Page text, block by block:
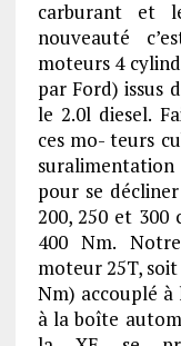
carburant et
nouveauté
moteurs 4
par Ford) issus
le 2.0l diesel.
ces mo- teurs
pour se
200, 250 et
400 Nm.
moteur 25T,
Nm) accouplé à
à la boîte